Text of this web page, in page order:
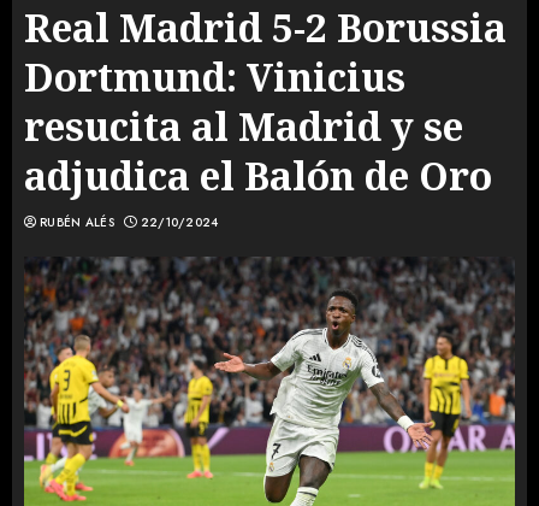
Real Madrid 5-2 Borussia
Dortmund: Vinicius
resucita al Madrid y se
adjudica el Balón de Oro
RUBÉN ALÉS 22/10/2024